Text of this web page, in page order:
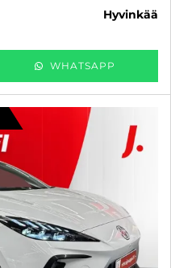
hyvinkää
WHATSAPP